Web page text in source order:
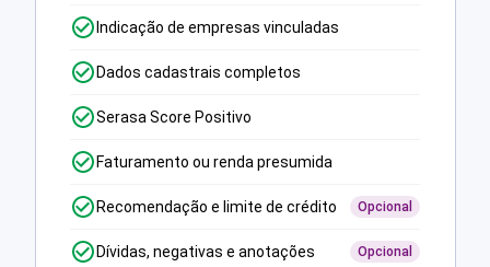
Indicação de empresas vinculadas
Dados cadastrais completos
Serasa Score Positivo
Faturamento ou renda presumida
Recomendação e limite de crédito Opcional
Dívidas, negativas e anotações Opcional